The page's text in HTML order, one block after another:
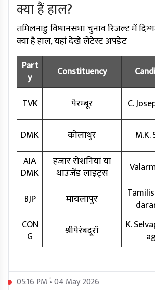
क्या हैं हाल?
तमिलनाडु विधानसभा चुनाव रिजल्ट में
क्या है हाल, यहां देखें लेटेस्ट अपडेट
Part
y
Constituency
TVK
पेरम्बूर C.
DMK
कोलाथुर M.K.
AIA
DMK
हजार रोशनियां या
थाउजेंड लाइट्स
BJP
मायलापुर
CON
G
श्रीपेरंबदूरॉ
K.
05:16 PM • 04 May 2026